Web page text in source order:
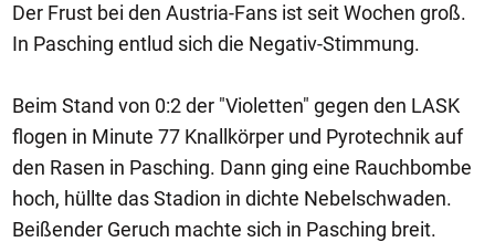
Der Frust bei den Austria-Fans ist seit Wochen groß.
In Pasching entlud sich die Negativ-Stimmung.
Beim Stand von 0:2 der "Violetten" gegen den LASK
flogen in Minute 77 Knallkörper und Pyrotechnik auf
den Rasen in Pasching. Dann ging eine Rauchbombe
hoch, hüllte das Stadion in dichte Nebelschwaden.
Beißender Geruch machte sich in Pasching breit.